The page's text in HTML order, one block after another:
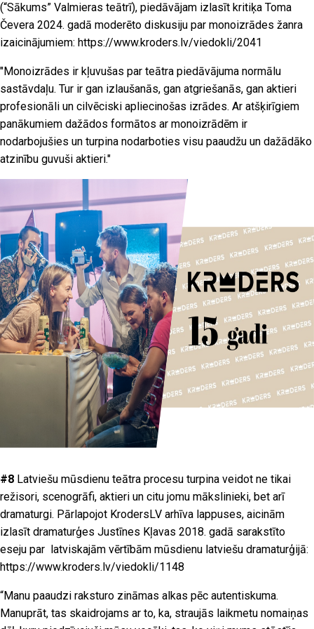
(“Sākums” Valmieras teātrī), piedāvājam izlasīt kritiķa Toma
Čevera 2024. gadā moderēto diskusiju par monoizrādes žanra
izaicinājumiem: https://www.kroders.lv/viedokli/2041
"Monoizrādes ir kļuvušas par teātra piedāvājuma normālu
sastāvdaļu. Tur ir gan izlaušanās, gan atgriešanās, gan aktieri
profesionāli un cilvēciski apliecinošas izrādes. Ar atšķirīgiem
panākumiem dažādos formātos ar monoizrādēm ir
nodarbojušies un turpina nodarboties visu paaudžu un dažādāko
atzinību guvuši aktieri."
#8 Latviešu mūsdienu teātra procesu turpina veidot ne tikai
režisori, scenogrāfi, aktieri un citu jomu mākslinieki, bet arī
dramaturgi. Pārlapojot KrodersLV arhīva lappuses, aicinām
izlasīt dramaturģes Justīnes Kļavas 2018. gadā sarakstīto
eseju par latviskajām vērtībām mūsdienu latviešu dramaturģijā:
https://www.kroders.lv/viedokli/1148
“Manu paaudzi raksturo zināmas alkas pēc autentiskuma.
Manuprāt, tas skaidrojams ar to, ka, straujās laikmetu nomaiņas